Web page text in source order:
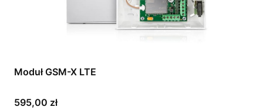
Moduł GSM-X LTE
Cena
595,00 zł